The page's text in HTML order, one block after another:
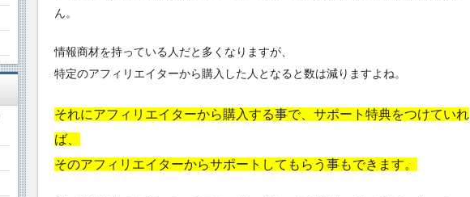
ん。
情報商材を持っている人だと多くなりますが、
特定のアフィリエイターから購入した人となると数は減りますよね。
それにアフィリエイターから購入する事で、サポート特典をつけていれ
ば、
そのアフィリエイターからサポートしてもらう事もできます。